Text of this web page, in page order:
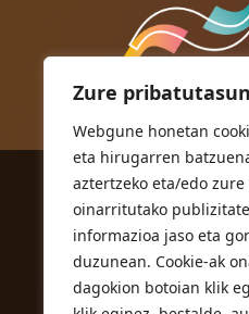
Zure
Webgune honetan
eta hirugarren
aztertzeko eta/edo
oinarritutako
informazioa jaso eta
duzunean. Cookie-ak
dagokion botoian klik
ORIOKO
Herriko plaza,1
20810 Orio
T. 943 83 03 46